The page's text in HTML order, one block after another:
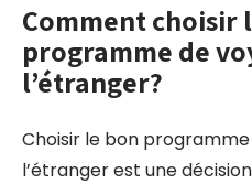
Comment choisir
programme de
l’étranger?
Choisir le bon
l’étranger est une